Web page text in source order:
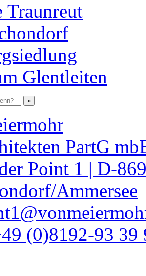
Traunreut
Glentleiten
PartG
Point 1 | D-
Ammersee
(0)8192-93 39